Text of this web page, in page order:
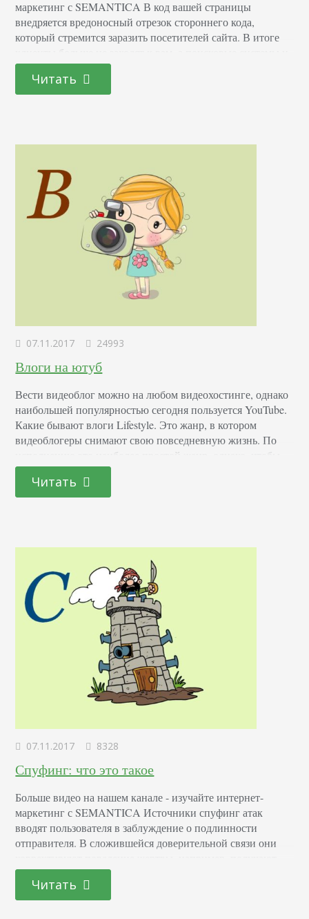
маркетинг с SEMANTICA В код вашей страницы
внедряется вредоносный отрезок стороннего кода,
который стремится заразить посетителей сайта. В итоге
клиенты больше не заходят к вам, а поисковые системы и
антивирусы включают вас в черные списки. SEO-
катастрофа. Какие бывают вирусы на сайте Все вирусы,
заражающие веб-ресурсы можно разделить на виды:
Читать
07.11.2017 24993
Влоги на ютуб
Вести видеоблог можно на любом видеохостинге, однако
наибольшей популярностью сегодня пользуется YouTube.
Какие бывают влоги Lifestyle. Это жанр, в котором
видеоблогеры снимают свою повседневную жизнь. По
исполнению это наиболее простой жанр, однако, чтобы
привлечь аудиторию, автор должен быть известной
личностью, а жизнь его должна быть интересной. Кто
захочет смотреть, как ученица 11-го класса в городе ХХХ
Читать
07.11.2017 8328
Спуфинг: что это такое
Больше видео на нашем канале - изучайте интернет-
маркетинг с SEMANTICA Источники спуфинг атак
вводят пользователя в заблуждение о подлинности
отправителя. В сложившейся доверительной связи они
доступ к личной информации. Как это работает Процесс
спуфинга заключается в фальсификации адреса
отправителя с целью убедить удаленную систему в том,
Читать